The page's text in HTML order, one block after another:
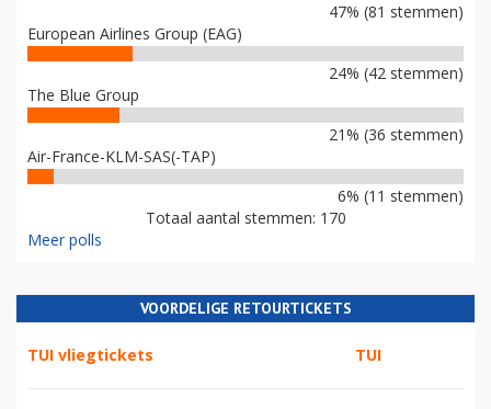
47% (81 stemmen)
European Airlines Group (EAG)
24% (42 stemmen)
The Blue Group
21% (36 stemmen)
Air-France-KLM-SAS(-TAP)
6% (11 stemmen)
Totaal aantal stemmen: 170
Meer polls
VOORDELIGE RETOURTICKETS
TUI vliegtickets TUI